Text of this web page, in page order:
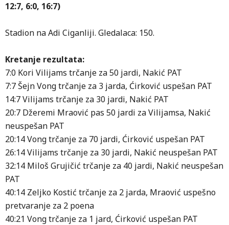
12:7, 6:0, 16:7)
Stadion na Adi Ciganliji. Gledalaca: 150.
Kretanje rezultata:
7:0 Kori Vilijams trčanje za 50 jardi, Nakić PAT
7:7 Šejn Vong trčanje za 3 jarda, Ćirković uspešan PAT
14:7 Vilijams trčanje za 30 jardi, Nakić PAT
20:7 Džeremi Mraović pas 50 jardi za Vilijamsa, Nakić
neuspešan PAT
20:14 Vong trčanje za 70 jardi, Ćirković uspešan PAT
26:14 Vilijams trčanje za 30 jardi, Nakić neuspešan PAT
32:14 Miloš Grujičić trčanje za 40 jardi, Nakić neuspešan
PAT
40:14 Zeljko Kostić trčanje za 2 jarda, Mraović uspešno
pretvaranje za 2 poena
40:21 Vong trčanje za 1 jard, Ćirković uspešan PAT